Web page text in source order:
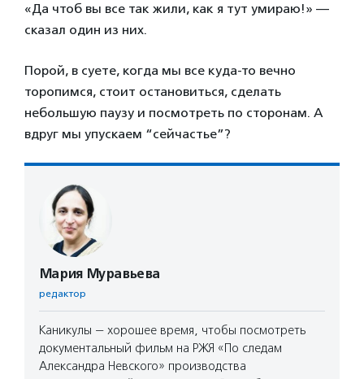
«Да чтоб вы все так жили, как я тут умираю!» —
сказал один из них.
Порой, в суете, когда мы все куда-то вечно
торопимся, стоит остановиться, сделать
небольшую паузу и посмотреть по сторонам. А
вдруг мы упускаем “сейчастье”?
Мария Муравьева
редактор
Каникулы — хорошее время, чтобы посмотреть
документальный фильм на РЖЯ «По следам
Александра Невского» производства